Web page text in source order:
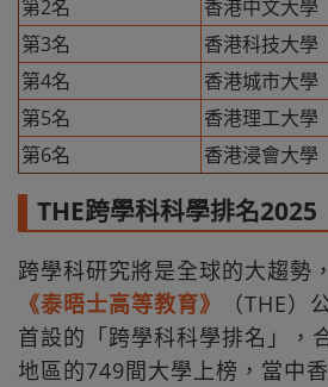
第2名 香港中文大學
第3名
香港科技大學
第4名
香港城市大學
第5名
香港理工大學
第6名
香港浸會大學
THE跨學科科學排名2025
跨學科研究將是全球的大趨勢
《泰晤士高等教育》
（THE）
首設的「跨學科科學排名」，
地區的749間大學上榜，當中